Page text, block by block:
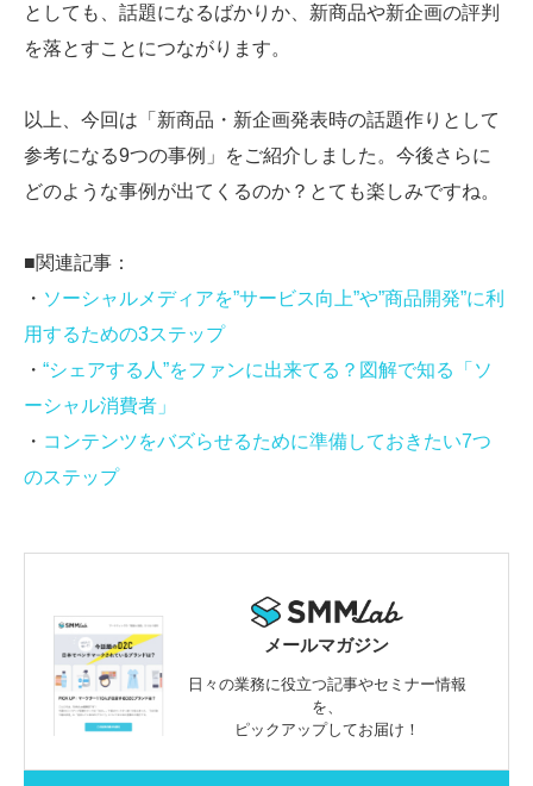
としても、話題になるばかりか、新商品や新企画の評判
を落とすことにつながります。
以上、今回は「新商品・新企画発表時の話題作りとして
参考になる9つの事例」をご紹介しました。今後さらに
どのような事例が出てくるのか？とても楽しみですね。
■関連記事：
・ ソーシャルメディアを”サービス向上”や”商品開発”に利
用するための3ステップ
・ “シェアする人”をファンに出来てる？図解で知る「ソ
ーシャル消費者」
・ コンテンツをバズらせるために準備しておきたい7つ
のステップ
メールマガジン
日々の業務に役立つ記事やセミナー情報
を、
ピックアップしてお届け！